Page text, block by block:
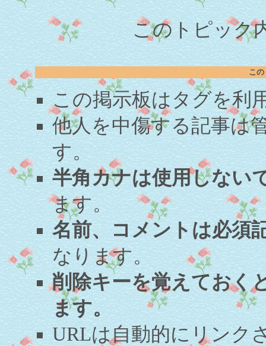
このトピック
こ
この掲示板はタグを利
他人を中傷する記事は
す。
半角カナは使用しない
ます。
名前、コメントは必須
なります。
削除キーを覚えておく
ます。
URLは自動的にリンク